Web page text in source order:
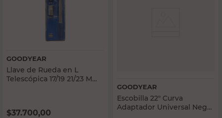
GOODYEAR
Llave de Rueda en L
Telescópica 17/19 21/23 Mm
$37.700,00
GOODYEAR
Escobilla 22" Curva
Adaptador Universal Negro